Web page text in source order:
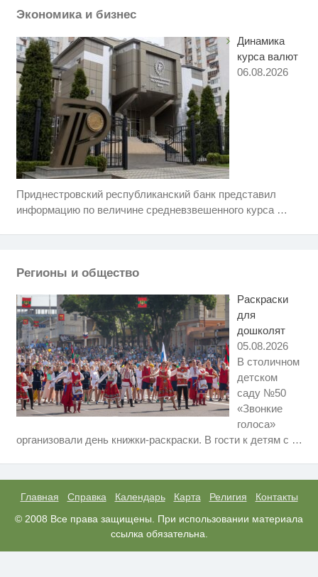
Экономика и бизнес
Динамика
курса валют
06.08.2026
Приднестровский республиканский банк представил
информацию по величине средневзвешенного курса …
Регионы и общество
Раскраски
для
дошколят
05.08.2026
В столичном
детском
саду №50
«Звонкие
голоса»
организовали день книжки-раскраски. В гости к детям с …
Главная Справка Календарь Карта Религия
Контакты
© 2008 Все права защищены. При использовании материала
ссылка обязательна.
семейке Плющенко
i
Ролик длится несколько секунд,
Королева вагона отожгла! Видео
Этот танец невесты оставит вас
вы будете в шоке от увиденного
i
Ржу не переставая, это видео
пересмотришь не раз